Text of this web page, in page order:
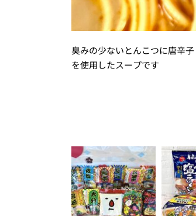
臭みの少ないとんこつに唐辛
を使用したスープです